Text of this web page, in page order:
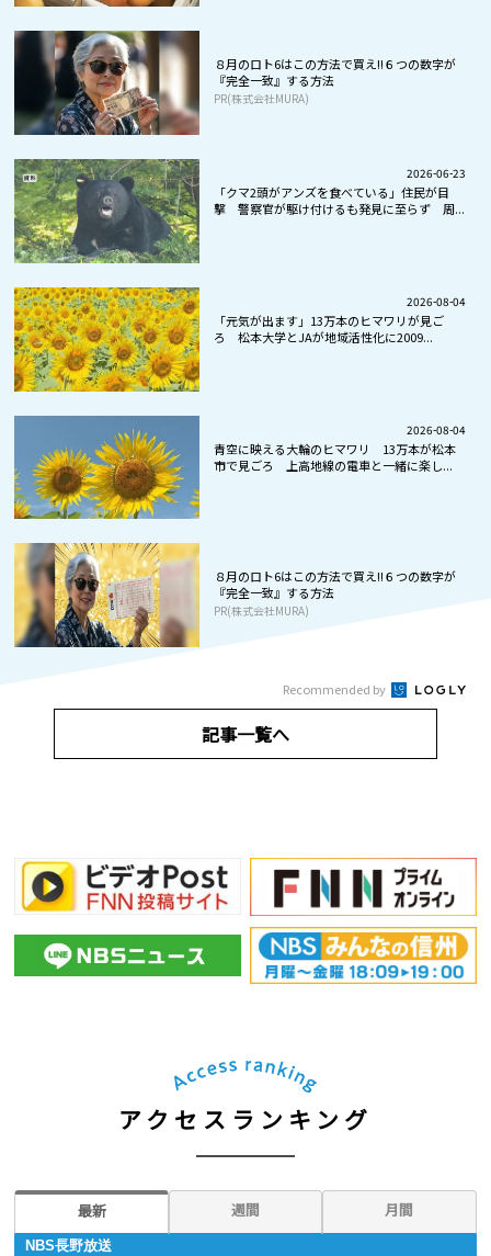
８月のロト6はこの方法で買え!!６つの数字が
『完全一致』する方法
PR(株式会社MURA)
2026-06-23
「クマ2頭がアンズを食べている」住民が目
撃 警察官が駆け付けるも発見に至らず 周...
2026-08-04
「元気が出ます」13万本のヒマワリが見ご
ろ 松本大学とJAが地域活性化に2009...
2026-08-04
青空に映える大輪のヒマワリ 13万本が松本
市で見ごろ 上高地線の電車と一緒に楽し...
８月のロト6はこの方法で買え!!６つの数字が
『完全一致』する方法
PR(株式会社MURA)
Recommended by
記事一覧へ
アクセスランキング
最新 週間 月間
NBS長野放送